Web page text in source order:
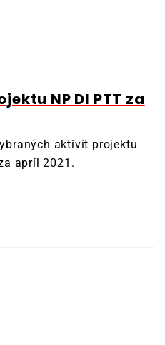
NP DI PTT za
aktivít projektu
apríl 2021.